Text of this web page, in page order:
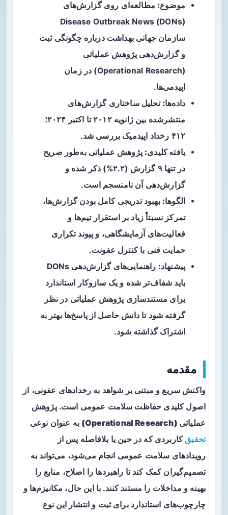
موضوع: مطالعه‌ای روی گزارش‌های
Disease Outbreak News (DONs)
سازمان جهانی بهداشت درباره چگونگی ثبت
و گزارش‌دهی پژوهش عملیاتی
(Operational Research) در زمان
اپیدمی‌ها.
داده‌ها: تحلیل ساختاری گزارش‌های
منتشرشده بین ژانویه ۲۰۱۲ تا اکتبر ۲۰۲۴؛
۴۱۲ رخداد اپیدمیک بررسی شد.
یافته کلیدی: پژوهش عملیاتی به‌طور صریح
در تنها ۹ گزارش (۲.۲%) ذکر شده و
گزارش‌دهی آن نامنسجم است.
الگوها: بهبود تدریجی کامل بودن گزارش‌ها،
تمرکز نسبتاً زیاد بر استقرار تیم‌ها و
فعالیت‌های آزمایشگاهی، و پیوند تکراری
حمایت فنی با کنترل عفونت.
پیشنهاد:
راهنمایی‌های گزارش‌دهی DONs
باید شفاف‌تر شده و یک سازوکار استاندارد
برای مستندسازی پژوهش عملیاتی در نظر
گرفته شود تا دانش حاصل از پاسخ‌ها بهتر به
اشتراک گذاشته شود.
مقدمه
واکنش سریع و مبتنی بر شواهد به رخدادهای عفونی، از
اصول کلیدی حفاظت سلامت عمومی است.پژوهش
عملیاتی (Operational Research)
به عنوان نوعی
تحقیق کاربردی که در حین یا بلافاصله پس از
رویدادهای سلامت عمومی انجام می‌شود، می‌تواند به
تصمیم‌گیران کمک کند تا راهبردها را اصلاح، منابع را
بهینه و مداخلات را مستند کنند. با این حال، مکانیزم‌ها و
چارچوب‌های استاندارد برای ثبت و انتشار این نوع